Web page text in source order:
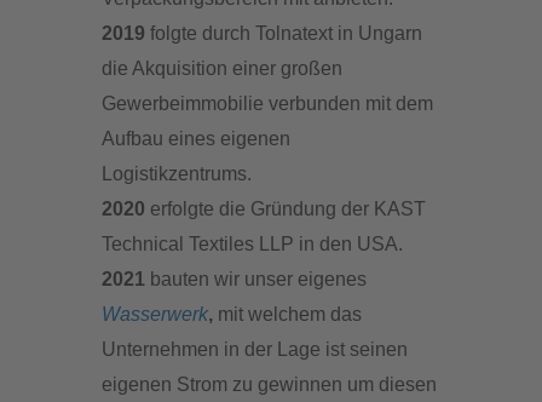
2019 folgte durch Tolnatext in Ungarn
die Akquisition einer großen
Gewerbeimmobilie verbunden mit dem
Aufbau eines eigenen
Logistikzentrums.
2020 erfolgte die Gründung der KAST
Technical Textiles LLP in den USA.
2021 bauten wir unser eigenes
Wasserwerk, mit welchem das
Unternehmen in der Lage ist seinen
eigenen Strom zu gewinnen um diesen